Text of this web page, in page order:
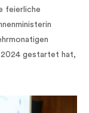
feierliche
2024 gestartet hat,